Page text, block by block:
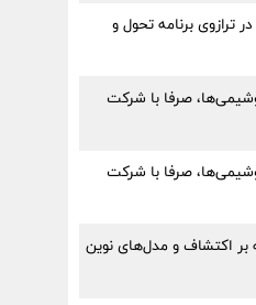
ترازوی برنامه تحول و
صرفا با شرکت
صرفا با شرکت
اکتشاف و مدل‌های نوین